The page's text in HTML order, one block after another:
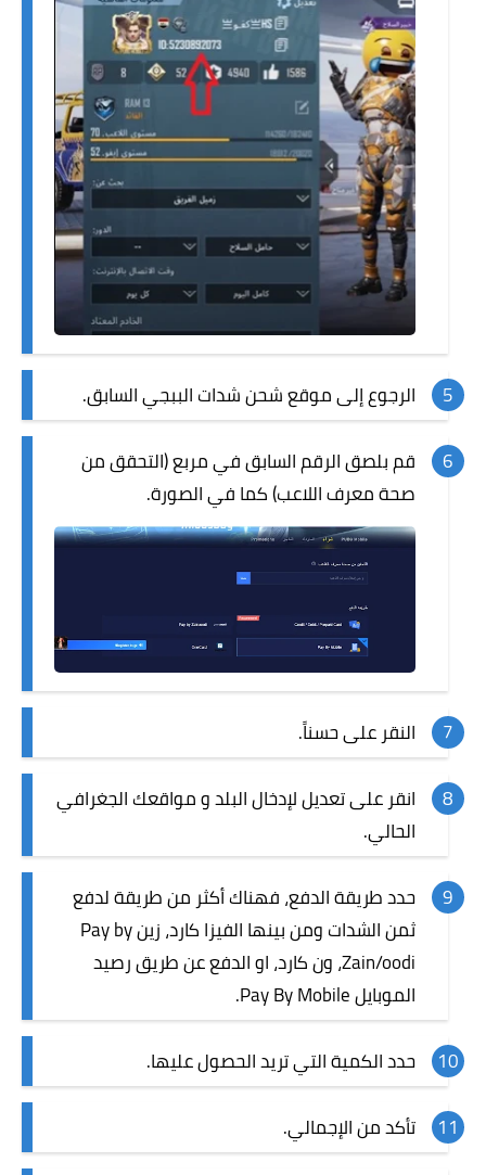
الرجوع إلى موقع شحن شدات الببجي السابق.
قم بلصق الرقم السابق في مربع (التحقق من
صحة معرف اللاعب) كما في الصورة.
النقر على حسناً.
انقر على تعديل لإدخال البلد و مواقعك الجغرافي
الحالي.
حدد طريقة الدفع، فهناك أكثر من طريقة لدفع
ثمن الشدات ومن بينها الفيزا كارد، زين Pay by
Zain/oodi، ون كارد، او الدفع عن طريق رصيد
الموبايل Pay By Mobile.
حدد الكمية التي تريد الحصول عليها.
تأكد من الإجمالي.